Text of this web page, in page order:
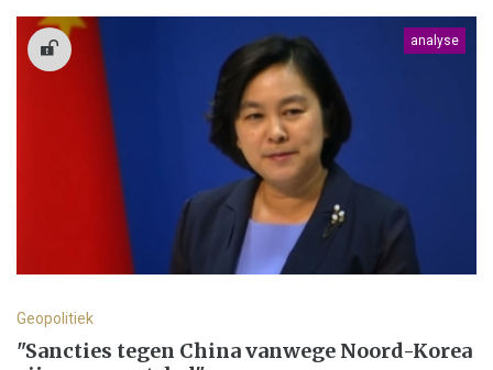
analyse
Geopolitiek
"Sancties tegen China vanwege Noord-Korea